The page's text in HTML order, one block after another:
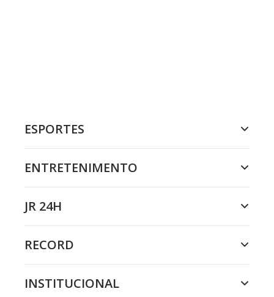
ESPORTES
ENTRETENIMENTO
JR 24H
RECORD
INSTITUCIONAL